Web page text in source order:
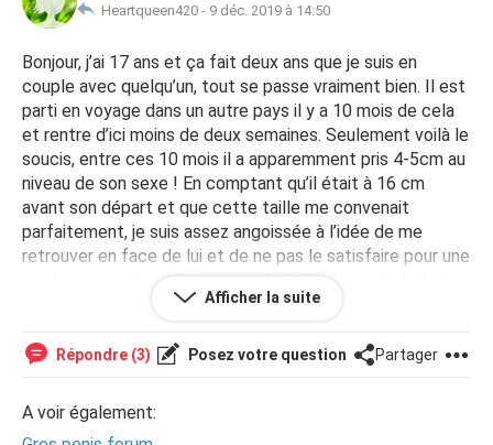
Heartqueen420 - 9 déc. 2019 à 14:50
Bonjour, j’ai 17 ans et ça fait deux ans que je suis en
couple avec quelqu’un, tout se passe vraiment bien. Il est
parti en voyage dans un autre pays il y a 10 mois de cela
et rentre d’ici moins de deux semaines. Seulement voilà le
soucis, entre ces 10 mois il a apparemment pris 4-5cm au
niveau de son sexe ! En comptant qu’il était à 16 cm
avant son départ et que cette taille me convenait
parfaitement, je suis assez angoissée à l’idée de me
retrouver en face de lui et de ne pas le satisfaire pour une
quelconque raison... Est-ce que la taille du vagin s’adapte
à ces changements ? Sans compter qu’à l'époque ça me
de ne plus pouvoir le faire etc...
Afficher la suite
Répondre (3) Posez votre question Partager
A voir également: